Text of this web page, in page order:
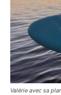
Valérie avec sa